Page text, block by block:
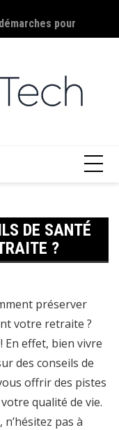
pour
DE SANTÉ
?
préserver
votre retraite ?
En effet, bien vivre
des conseils de
offrir des pistes
qualité de vie.
pas à